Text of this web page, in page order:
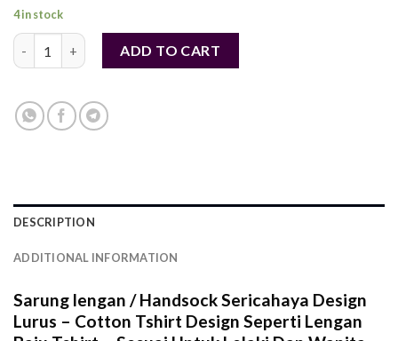
4 in stock
Handsocks T-Shirt Besar Berkualiti Tinggi Design Lurus -
ADD TO CART
DESCRIPTION
ADDITIONAL INFORMATION
Sarung lengan / Handsock Sericahaya Design
Lurus – Cotton Tshirt Design Seperti Lengan